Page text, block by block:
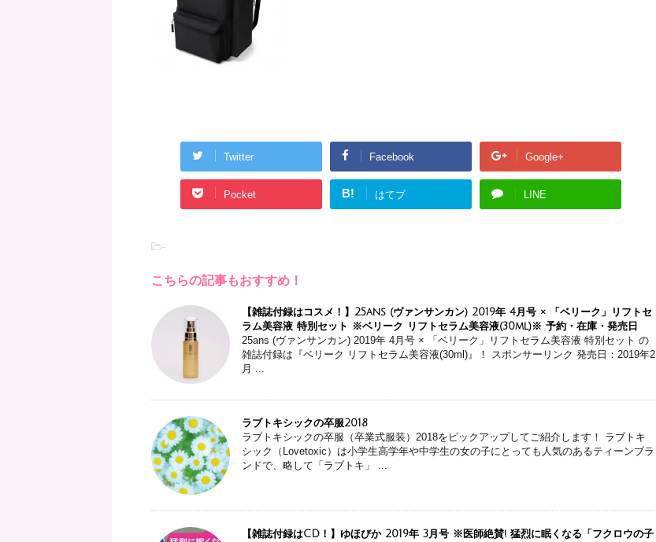
Twitter Facebook Google+
Pocket B! はてブ LINE
-
こちらの記事もおすすめ！
【雑誌付録はコスメ！】25ans (ヴァンサンカン) 2019年 4月号 × 「ベリーク」リフトセ
ラム美容液 特別セット ※ベリーク リフトセラム美容液(30ml)※ 予約・在庫・発売日
25ans (ヴァンサンカン) 2019年 4月号 × 「ベリーク」リフトセラム美容液 特別セット の
雑誌付録は『ベリーク リフトセラム美容液(30ml)』！ スポンサーリンク 発売日：2019年2
月 ...
ラブトキシックの卒服2018
ラブトキシックの卒服（卒業式服装）2018をピックアップしてご紹介します！ ラブトキ
シック（Lovetoxic）は小学生高学年や中学生の女の子にとっても人気のあるティーンブラ
ンドで、略して「ラブトキ」 ...
【雑誌付録はCD！】ゆほびか 2019年 3月号 ※医師絶賛! 猛烈に眠くなる「フクロウの子